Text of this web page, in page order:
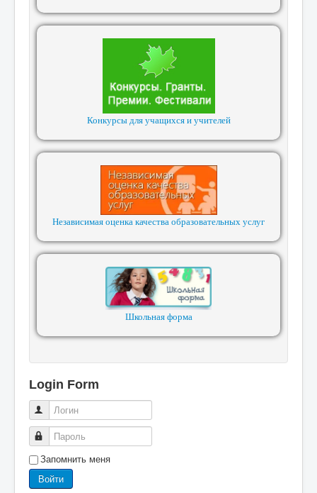
Конкурсы для учащихся и учителей
Независимая оценка качества образовательных услуг
Школьная форма
Login Form
Логин
Пароль
Запомнить меня
Войти